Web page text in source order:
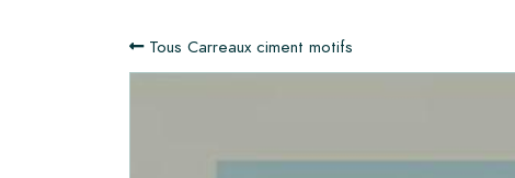
Tous Carreaux ciment motifs